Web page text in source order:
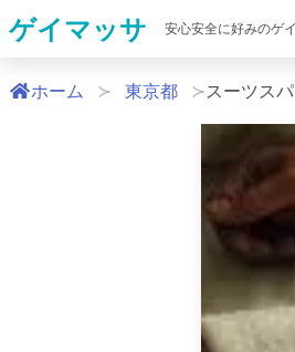
ゲイマッサ 安心安全に好みのゲ
ホーム 東京都 スーツスパ